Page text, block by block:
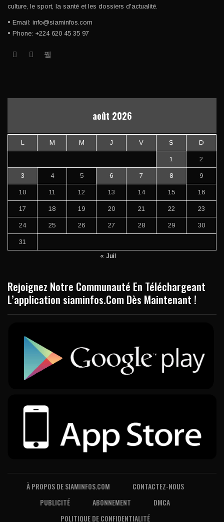
culture, le sport, la santé et les dossiers d'actualité.
• Email: info@siaminfos.com
• Phone: +224 620 45 35 97
août 2026
L M M J V S D
1 2
3 4 5 6 7 8 9
10 11 12 13 14 15 16
17 18 19 20 21 22 23
24 25 26 27 28 29 30
31
« Juil
Rejoignez Notre Communauté En Téléchargeant
L’application siaminfos.Com Dès Maintenant !
À PROPOS DE SIAMINFOS.COM
CONTACTEZ-NOUS
PUBLICITÉ
ABONNEMENT
DMCA
POLITIQUE DE CONFIDENTIALITÉ